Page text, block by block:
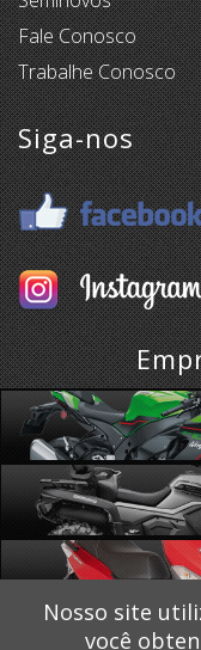
Nosso site
você
Fale Conosco
Trabalhe Conosco
Siga-nos